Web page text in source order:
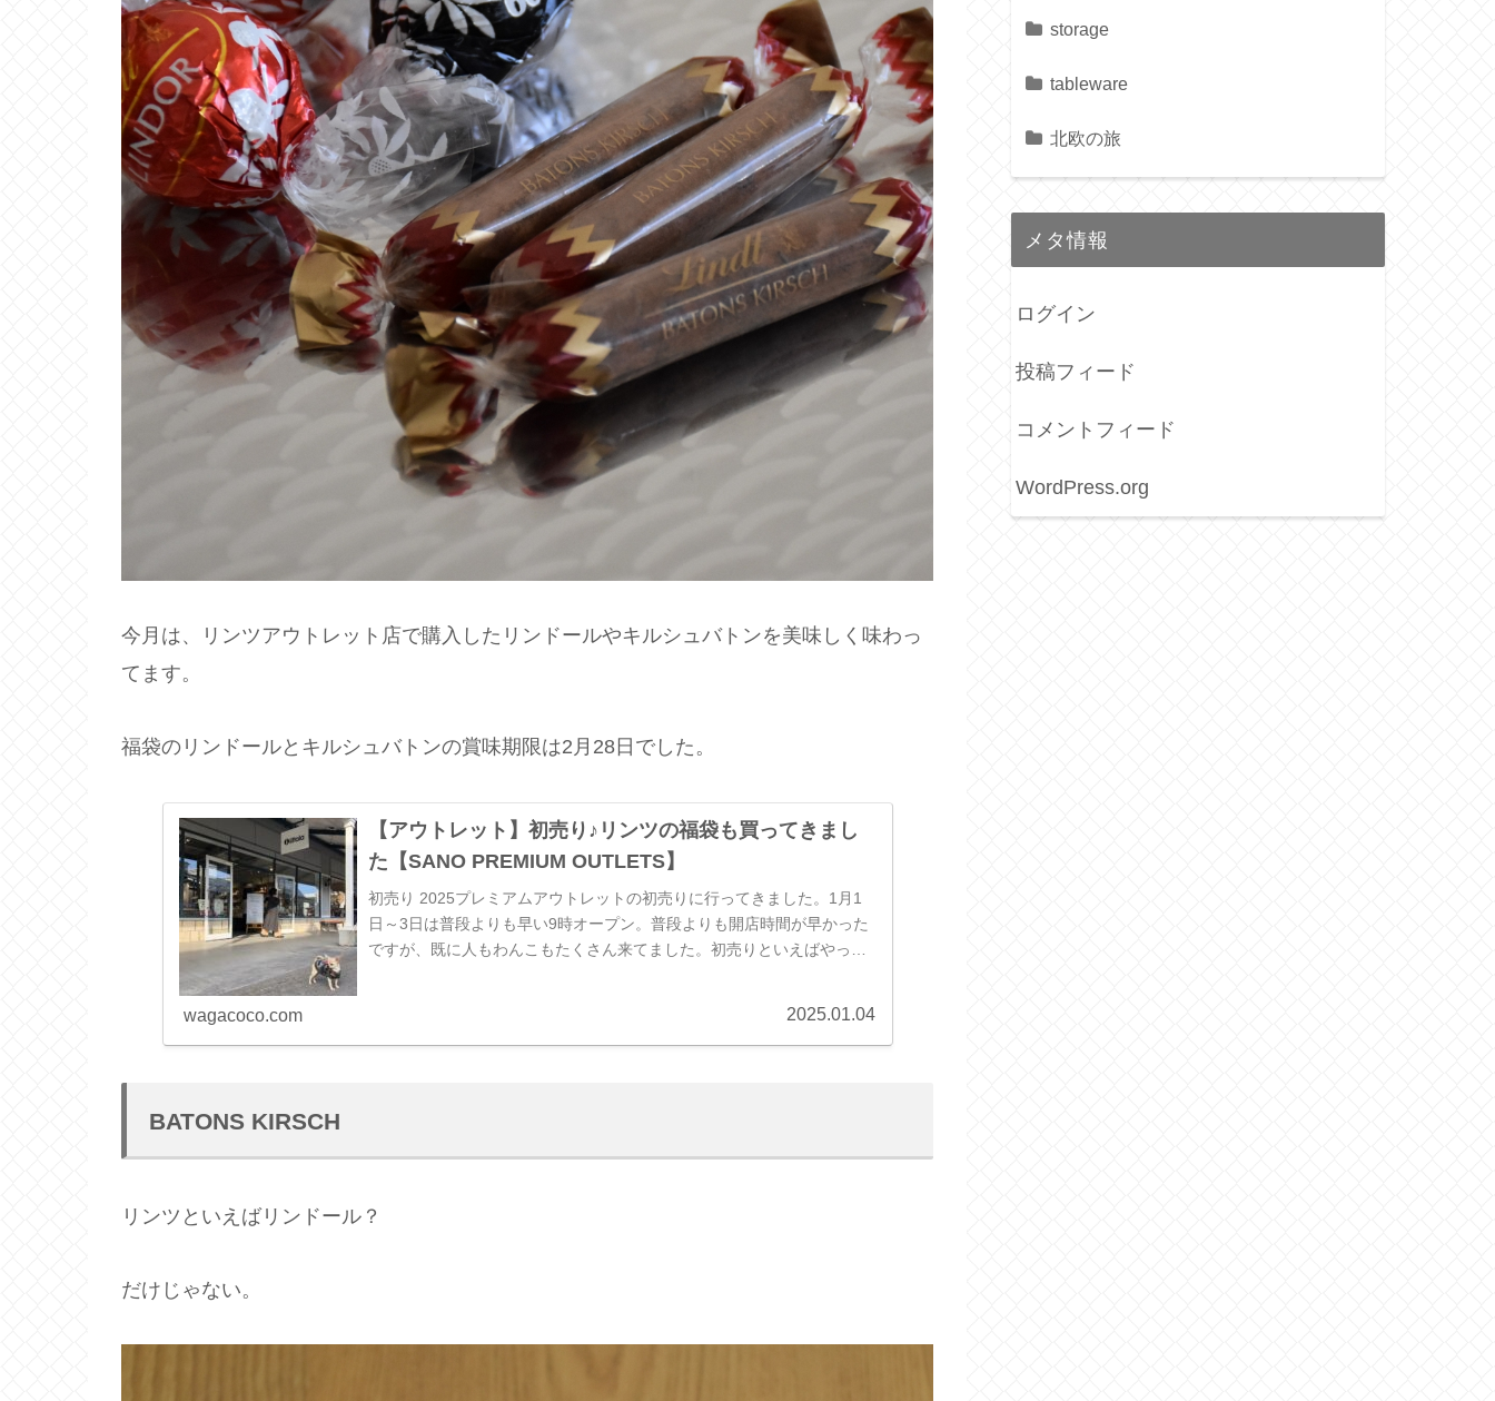
今月は、リンツアウトレット店で購入したリンドールやキルシュバトンを美味しく味わっ
てます。
福袋のリンドールとキルシュバトンの賞味期限は2月28日でした。
【アウトレット】初売り♪リンツの福袋も買ってきまし
た【SANO PREMIUM OUTLETS】
初売り 2025プレミアムアウトレットの初売りに行ってきました。1月1
日～3日は普段よりも早い9時オープン。普段よりも開店時間が早かった
ですが、既に人もわんこもたくさん来てました。初売りといえばやっぱ
wagacoco.com 2025.01.04
BATONS KIRSCH
リンツといえばリンドール？
だけじゃない。
storage
tableware
北欧の旅
メタ情報
ログイン
投稿フィード
コメントフィード
WordPress.org